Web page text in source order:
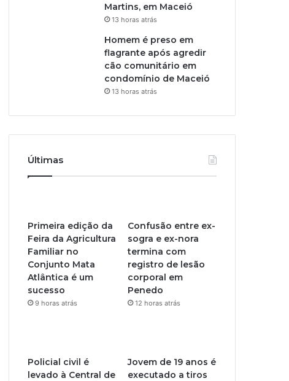
Martins, em Maceió
13 horas atrás
Homem é preso em
flagrante após agredir
cão comunitário em
condomínio de Maceió
13 horas atrás
Últimas
Primeira edição da
Feira da Agricultura
Familiar no
Conjunto Mata
Atlântica é um
sucesso
9 horas atrás
Confusão entre ex-
sogra e ex-nora
termina com
registro de lesão
corporal em
Penedo
12 horas atrás
Policial civil é
levado à Central de
Jovem de 19 anos é
executado a tiros